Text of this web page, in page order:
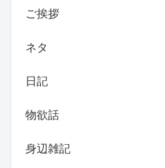
ご挨拶
ネタ
日記
物欲話
身辺雑記